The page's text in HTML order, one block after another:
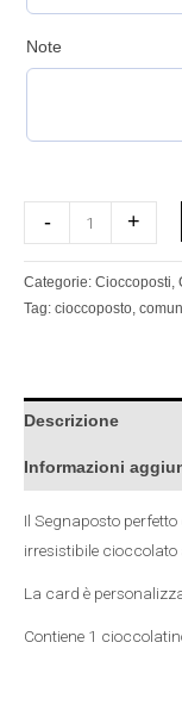
Note
- +
Categorie: Cioccoposti
Tag: cioccoposto
Descrizione
Informazioni
Il Segnaposto
irresistibile
La card è
Contiene 1